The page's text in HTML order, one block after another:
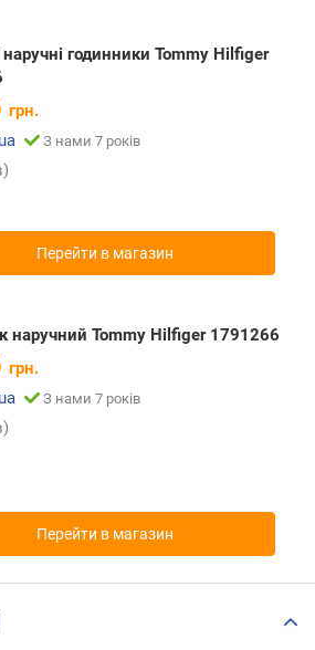
наручні годинники Tommy Hilfiger
грн.
З нами 7 років
Перейти в магазин
наручний Tommy Hilfiger 1791266
грн.
З нами 7 років
Перейти в магазин